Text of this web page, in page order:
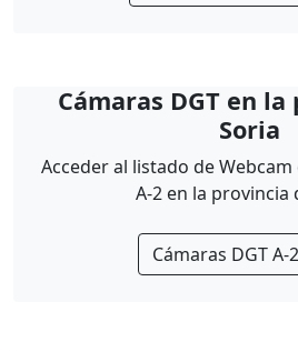
Cámaras DGT en
Soria
Acceder al listado de
A-2 en la provincia
Cámaras DGT A-